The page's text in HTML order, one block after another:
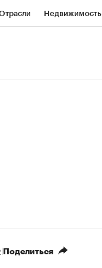
Недвижимость
Поделиться